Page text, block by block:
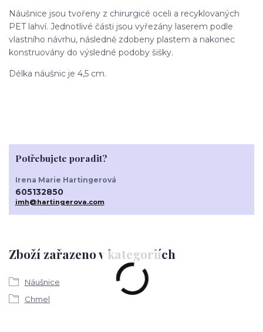
Náušnice jsou tvořeny z chirurgicé oceli a recyklovaných
PET lahví. Jednotlivé části jsou vyřezány laserem podle
vlastního návrhu, následně zdobeny plastem a nakonec
konstruovány do výsledné podoby šišky.
Délka náušnic je 4,5 cm.
Zboží zařazeno v kategoriích
Náušnice
Chmel
Potřebujete poradit?
Irena Marie Hartingerová
605132850
imh@hartingerova.com